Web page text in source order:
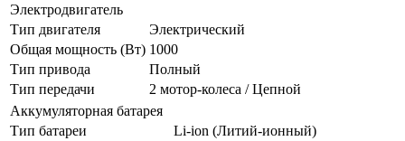
Электродвигатель
Тип двигателя
Электрический
Общая мощность (Вт) 1000
Тип привода
Полный
Тип передачи
2 мотор-колеса / Цепной
Аккумуляторная батарея
Тип батареи
Li-ion (Литий-ионный)